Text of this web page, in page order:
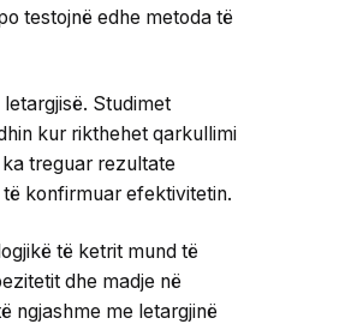
testojnë edhe metoda të
Studimet
kur rikthehet qarkullimi
treguar rezultate
konfirmuar efektivitetin.
të ketrit mund të
dhe madje në
ngjashme me letargjinë